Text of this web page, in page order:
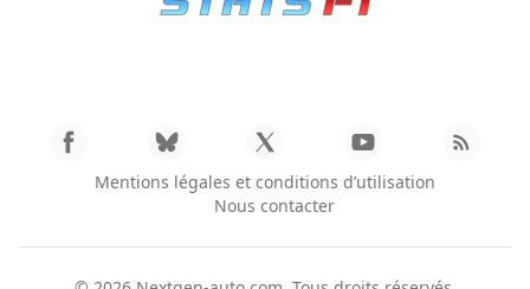
Mentions légales et conditions d’utilisation
Nous contacter